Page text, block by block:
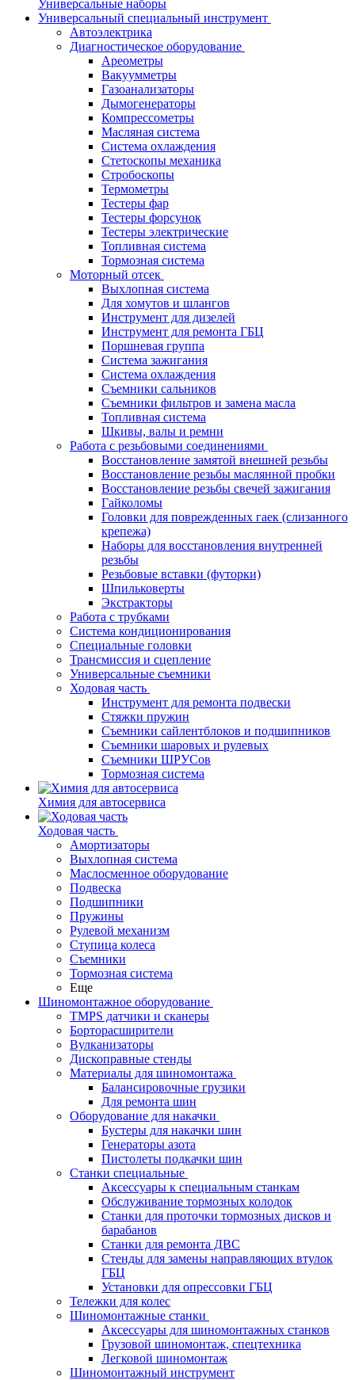
Универсальные наборы
Универсальный специальный инструмент
Автоэлектрика
Диагностическое оборудование
Ареометры
Вакуумметры
Газоанализаторы
Дымогенераторы
Компрессометры
Масляная система
Система охлаждения
Стетоскопы механика
Стробоскопы
Термометры
Тестеры фар
Тестеры форсунок
Тестеры электрические
Топливная система
Тормозная система
Моторный отсек
Выхлопная система
Для хомутов и шлангов
Инструмент для дизелей
Инструмент для ремонта ГБЦ
Поршневая группа
Система зажигания
Система охлаждения
Съемники сальников
Съемники фильтров и замена масла
Топливная система
Шкивы, валы и ремни
Работа с резьбовыми соединениями
Восстановление замятой внешней резьбы
Восстановление резьбы маслянной пробки
Восстановление резьбы свечей зажигания
Гайколомы
Головки для поврежденных гаек (слизанного
крепежа)
Наборы для восстановления внутренней
резьбы
Резьбовые вставки (футорки)
Шпильковерты
Экстракторы
Работа с трубками
Система кондиционирования
Специальные головки
Трансмиссия и сцепление
Универсальные съемники
Ходовая часть
Инструмент для ремонта подвески
Стяжки пружин
Съемники сайлентблоков и подшипников
Съемники шаровых и рулевых
Съемники ШРУСов
Тормозная система
Химия для автосервиса
Ходовая часть
Амортизаторы
Выхлопная система
Маслосменное оборудование
Подвеска
Подшипники
Пружины
Рулевой механизм
Ступица колеса
Съемники
Тормозная система
Еще
Шиномонтажное оборудование
TMPS датчики и сканеры
Борторасширители
Вулканизаторы
Дископравные стенды
Материалы для шиномонтажа
Балансировочные грузики
Для ремонта шин
Оборудование для накачки
Бустеры для накачки шин
Генераторы азота
Пистолеты подкачки шин
Станки специальные
Аксессуары к специальным станкам
Обслуживание тормозных колодок
Станки для проточки тормозных дисков и
барабанов
Станки для ремонта ДВС
Стенды для замены направляющих втулок
ГБЦ
Установки для опрессовки ГБЦ
Тележки для колес
Шиномонтажные станки
Аксессуары для шиномонтажных станков
Грузовой шиномонтаж, спецтехника
Легковой шиномонтаж
Шиномонтажный инструмент